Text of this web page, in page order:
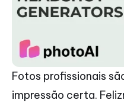
Fotos profissionais
impressão certa.